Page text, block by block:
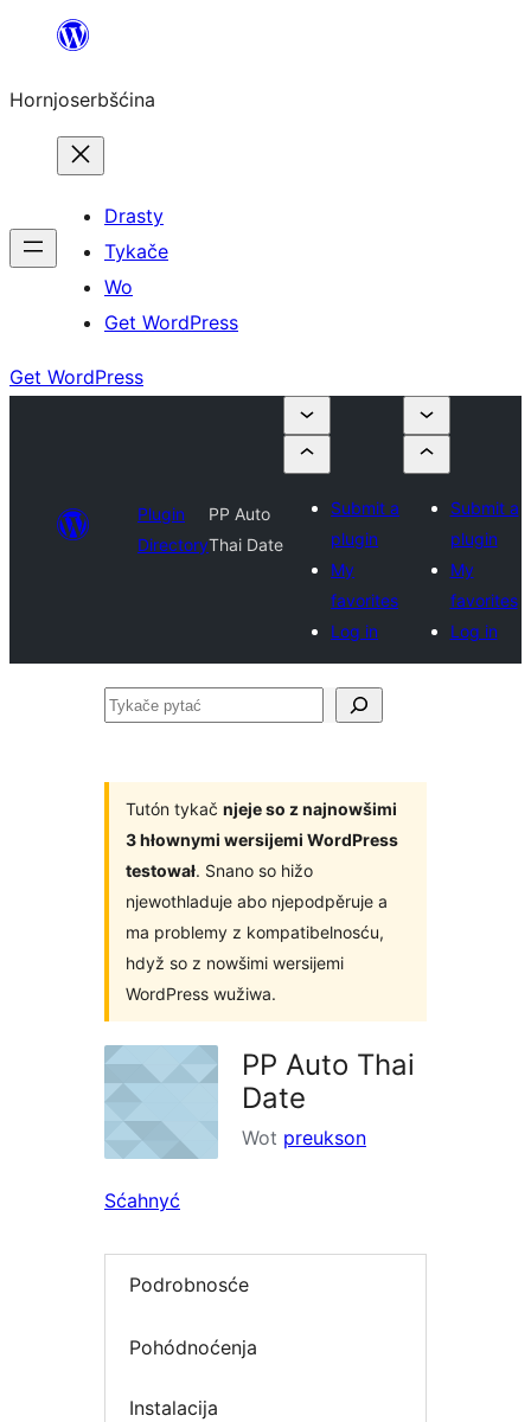
wobsahej
Hornjoserbšćina
Drasty
Tykače
Wo
Get WordPress
Get WordPress
Plugin
Directory
PP Auto
Thai Date
Submit a
plugin
My
favorites
Log in
Submit a
plugin
My
favorites
Log in
Tykače
Tutón tykač njeje so z najnowšimi
3 hłownymi wersijemi WordPress
testował. Snano so hižo
njewothladuje abo njepodpěruje a
ma problemy z kompatibelnosću,
hdyž so z nowšimi wersijemi
WordPress wužiwa.
PP Auto Thai
Date
Wot preukson
Sćahnyć
Podrobnosće
Pohódnoćenja
Instalacija